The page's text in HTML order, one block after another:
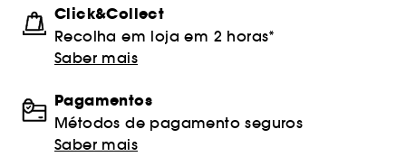
Click&Collect
Recolha em loja em 2 horas*
Saber mais
Pagamentos
Métodos de pagamento seguros
Saber mais